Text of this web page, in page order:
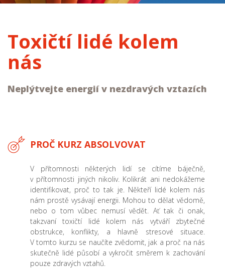
Toxičtí lidé kolem
nás
Neplýtvejte energií v nezdravých vztazích
PROČ KURZ ABSOLVOVAT
V přítomnosti některých lidí se cítíme báječně,
v přítomnosti jiných nikoliv. Kolikrát ani nedokážeme
identifikovat, proč to tak je. Někteří lidé kolem nás
nám prostě vysávají energii. Mohou to dělat vědomě,
nebo o tom vůbec nemusí vědět. Ať tak či onak,
takzvaní toxičtí lidé kolem nás vytváří zbytečné
obstrukce, konflikty, a hlavně stresové situace.
V tomto kurzu se naučíte zvědomit, jak a proč na nás
skutečně lidé působí a vykročit směrem k zachování
pouze zdravých vztahů.